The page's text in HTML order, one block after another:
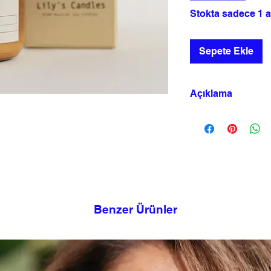
Stokta sadece 1
Sepete Ekle
Açıklama
Ferahlık
Benzer Ürünler